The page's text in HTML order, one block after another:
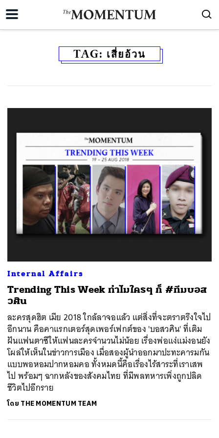
TAG: เสี่ยอ้วน
Internal Affairs
Trending This Week ทำไมใครๆ ก็ #ทีมบอส
วศิน
ละครสุดฮิต เมีย 2018 ใกล้ลาจอแล้ว แต่สิ่งที่จะตราตรึงใจไป
อีกนาน คือคาแรกเตอร์สุดเพอร์เฟกต์ของ 'บอสวศิน' ที่เติม
ฝันแฟนตาซีให้แฟนละครจำนวนไม่น้อย เรื่องพ่อแง่แม่งอนยัง
โผล่ให้เห็นในข่าวการเมือง เมื่อสองผู้นำออกมาปะทะคารมกัน
แบบพอหอมปากหอมคอ ทั้งหมดนี้คือเรื่องไร้สาระที่เราเสพ
ไป พร้อมๆ ฉากหลังของสังคมไทย ที่มีพลทหารเพิ่งถูกปลิด
ชีวิตไปอีกราย
โดย THE MOMENTUM TEAM
SHARE TWEET